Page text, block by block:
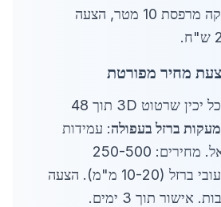
חינם. דוגמה: למעקה מרפסת 10 מטר, הצעה
לאחר פנייה, אדריכל יכין שרטוט 3D תוך 48
מעקות ברזל בעפולה: עמידות
לרוחות עמק יזרעאל. מחירים: 250-500
ש"ח/מטר, תלוי בעובי ברזל (10-20 מ"מ). הצעה
כוללת התקנה, ערבות. אישור תוך 3 ימים.